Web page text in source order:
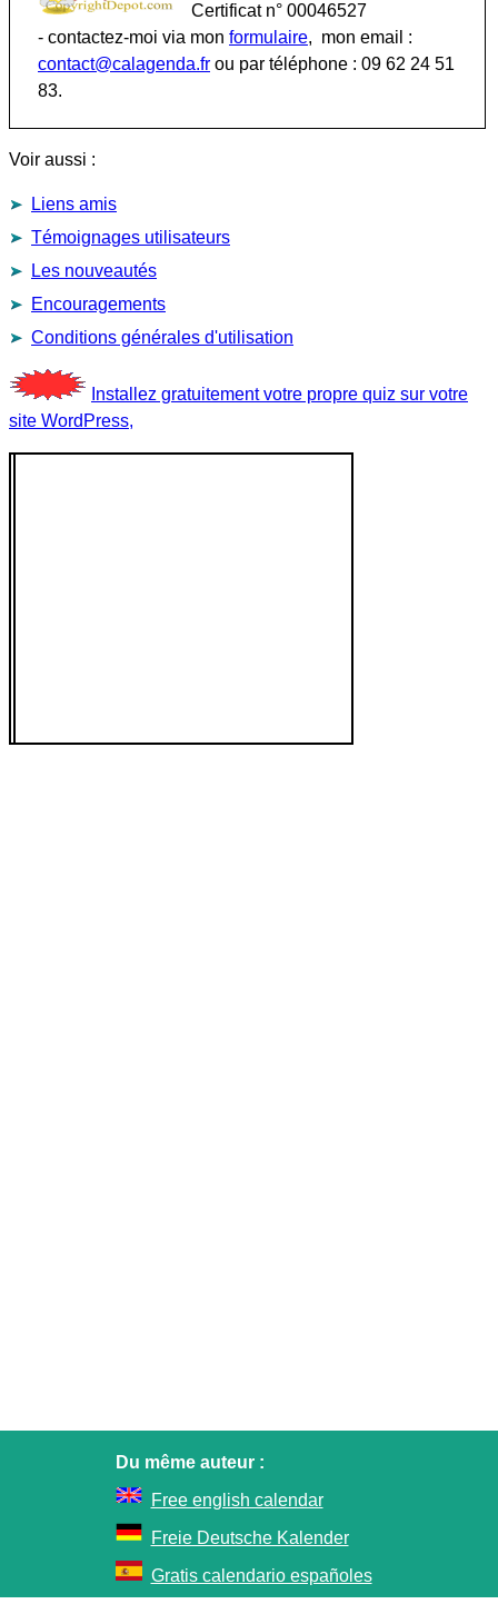
Certificat n° 00046527
- contactez-moi via mon formulaire, mon email :
contact@calagenda.fr ou par téléphone : 09 62 24 51
83.
Voir aussi :
Liens amis
Témoignages utilisateurs
Les nouveautés
Encouragements
Conditions générales d'utilisation
Installez gratuitement votre propre quiz sur votre
site WordPress,
Du même auteur :
Free english calendar
Freie Deutsche Kalender
Gratis calendario españoles